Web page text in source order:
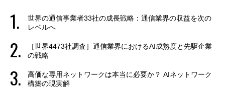
世界の通信事業者33社の成長戦略：通信業界の収益を次の
レベルへ
［世界4473社調査］通信業界におけるAI成熟度と先駆企業
の戦略
高価な専用ネットワークは本当に必要か？ AIネットワーク
構築の現実解